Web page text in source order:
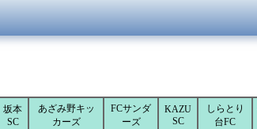
坂本
SC
あざみ野キッ
カーズ
FCサンダ
ーズ
KAZU
SC
しらとり
台FC